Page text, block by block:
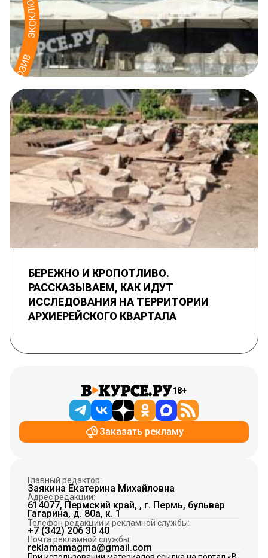
БЕРЕЖНО И КРОПОТЛИВО.
РАССКАЗЫВАЕМ, КАК ИДУТ
ИССЛЕДОВАНИЯ НА ТЕРРИТОРИИ
АРХИЕРЕЙСКОГО КВАРТАЛА
18+
Заказать рекламу
Главный редактор:
Заякина Екатерина Михайловна
Адрес редакции:
614077, Пермский край, , г. Пермь, бульвар
Гагарина, д. 80а, к. 1
Телефон редакции и рекламной службы:
+7 (342) 206 30 40
Почта рекламной службы:
reklamamagma@gmail.com